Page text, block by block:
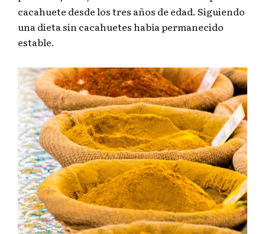
cacahuete desde los tres años de edad. Siguiendo
una dieta sin cacahuetes había permanecido
estable.